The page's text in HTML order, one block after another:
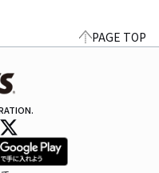
PAGE TOP